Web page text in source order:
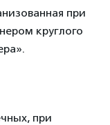
при
круглого
при